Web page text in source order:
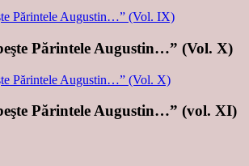
Părintele Augustin…” (Vol. X)
Părintele Augustin…” (vol. XI)